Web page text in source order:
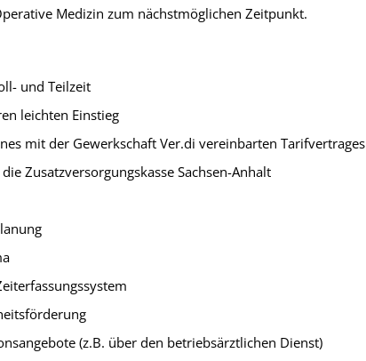
Medizin zum nächstmöglichen Zeitpunkt.
und Teilzeit
leichten Einstieg
mit der Gewerkschaft Ver.di vereinbarten Tarifvertrages
Zusatzversorgungskasse Sachsen-Anhalt
(z.B. über den betriebsärztlichen Dienst)